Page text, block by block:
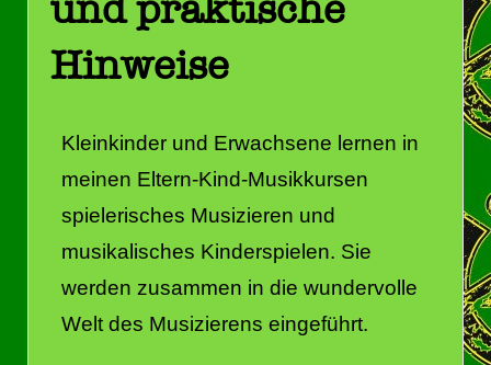
und praktische
Hinweise
Kleinkinder und Erwachsene lernen in
meinen Eltern-Kind-Musikkursen
spielerisches Musizieren und
musikalisches Kinderspielen. Sie
werden zusammen in die wundervolle
Welt des Musizierens eingeführt.